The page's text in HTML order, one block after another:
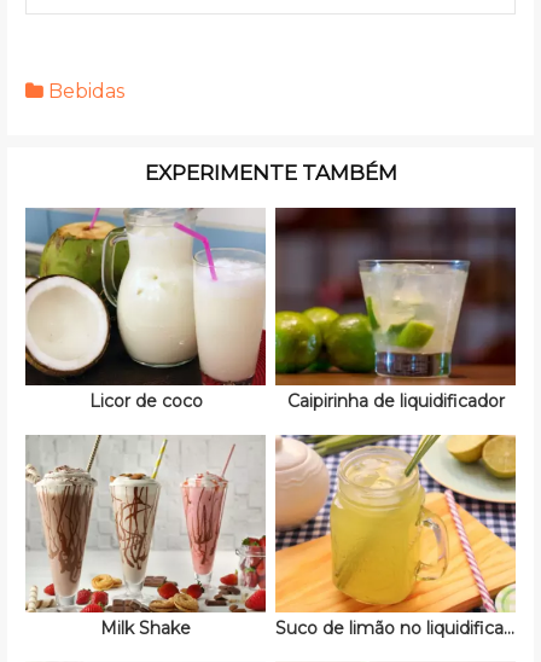
Bebidas
EXPERIMENTE TAMBÉM
Licor de coco Caipirinha de liquidificador
Milk Shake Suco de limão no liquidificador